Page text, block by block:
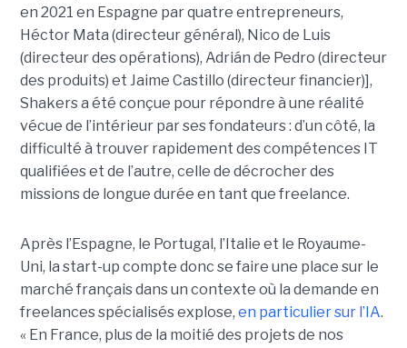
en 2021 en Espagne par quatre entrepreneurs,
Héctor Mata (directeur général), Nico de Luis
(directeur des opérations), Adrián de Pedro (directeur
des produits) et Jaime Castillo (directeur financier)],
Shakers a été conçue pour répondre à une réalité
vécue de l’intérieur par ses fondateurs : d’un côté, la
difficulté à trouver rapidement des compétences IT
qualifiées et de l’autre, celle de décrocher des
missions de longue durée en tant que freelance.
Après l’Espagne, le Portugal, l’Italie et le Royaume-
Uni, la start-up compte donc se faire une place sur le
marché français dans un contexte où la demande en
freelances spécialisés explose, en particulier sur l’IA.
« En France, plus de la moitié des projets de nos